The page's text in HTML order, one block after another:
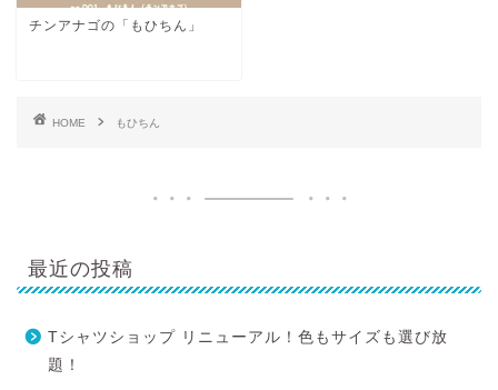
チンアナゴの「もひちん」
HOME もひちん
最近の投稿
Tシャツショップ リニューアル！色もサイズも選び放
題！